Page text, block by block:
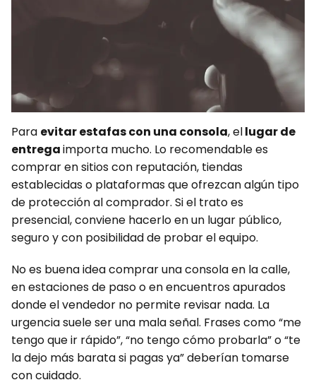
Para evitar estafas con una consola, ellugar de
entregaimporta mucho. Lo recomendable es
comprar en sitios con reputación, tiendas
establecidas o plataformas que ofrezcan algún tipo
de protección al comprador. Si el trato es
presencial, conviene hacerlo en un lugar público,
seguro y con posibilidad de probar el equipo.
No es buena idea comprar una consola en la calle,
en estaciones de paso o en encuentros apurados
donde el vendedor no permite revisar nada. La
urgencia suele ser una mala señal. Frases como “me
tengo que ir rápido”, “no tengo cómo probarla” o “te
la dejo más barata si pagas ya” deberían tomarse
con cuidado.